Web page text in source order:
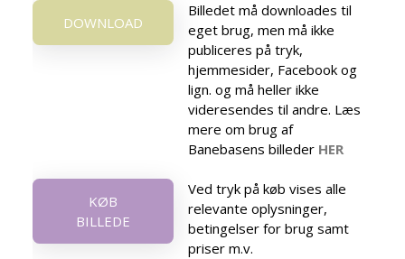
DOWNLOAD
Billedet må downloades til
eget brug, men må ikke
publiceres på tryk,
hjemmesider, Facebook og
lign. og må heller ikke
videresendes til andre. Læs
mere om brug af
Banebasens billeder HER
KØB
BILLEDE
Ved tryk på køb vises alle
relevante oplysninger,
betingelser for brug samt
priser m.v.